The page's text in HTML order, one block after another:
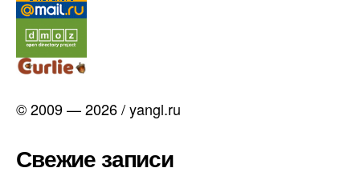
© 2009 — 2026 / yangl.ru
Свежие записи